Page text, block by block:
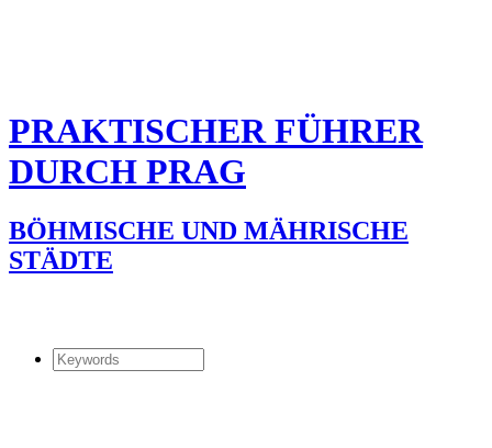
PRAKTISCHER FÜHRER
DURCH PRAG
BÖHMISCHE UND MÄHRISCHE
STÄDTE